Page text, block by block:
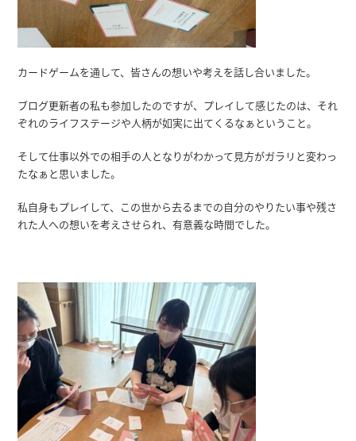
カードゲームを通して、皆さんの想いや考えを話し合いました。
ブログ更新者の私も参加したのですが、プレイして感じたのは、それ
ぞれのライフステージや人柄が如実に出てくるなぁということ。
そして仕事以外での相手の人となりがわかって見方がガラリと変わっ
たなぁと思いました。
私自身もプレイして、この世から去るまでの自分のやりたい事や残さ
れた人への想いを考えさせられ、有意義な時間でした。